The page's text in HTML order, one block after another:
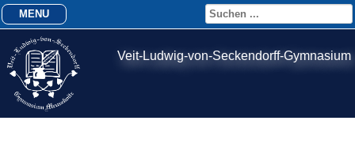
Veit-Ludwig-von-Seckendorff-Gymnasium
MENU